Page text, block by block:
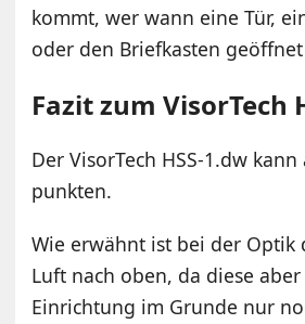
kommt, wer wann eine Tür,
oder den Briefkasten
Fazit zum VisorTech
Der VisorTech HSS-1.dw
punkten.
Wie erwähnt ist bei der Optik
Luft nach oben, da diese
Einrichtung im Grunde nur